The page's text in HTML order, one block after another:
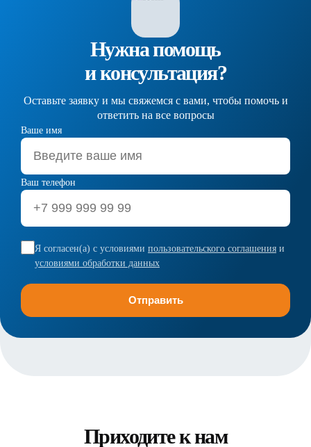
Нужна помощь
и консультация?
Оставьте заявку и мы свяжемся с вами, чтобы помочь и
ответить на все вопросы
Ваше имя
Ваш телефон
Я согласен(а) с условиями пользовательского соглашения и
условиями обработки данных
Приходите к нам